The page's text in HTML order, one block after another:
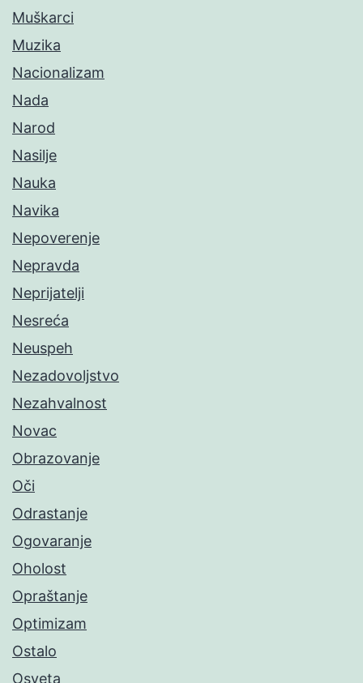
Muškarci
Muzika
Nacionalizam
Nada
Narod
Nasilje
Nauka
Navika
Nepoverenje
Nepravda
Neprijatelji
Nesreća
Neuspeh
Nezadovoljstvo
Nezahvalnost
Novac
Obrazovanje
Oči
Odrastanje
Ogovaranje
Oholost
Opraštanje
Optimizam
Ostalo
Osveta